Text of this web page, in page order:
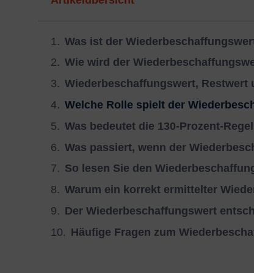
Was ist der
Wie wird der
Wiederbeschaffungswert, Restwert
Welche Rolle spielt der
Was bedeutet die 130-Prozent-
Was passiert, wenn der
So lesen Sie den
Warum ein korrekt ermittelter
Der Wiederbeschaffungswert
Häufige Fragen zum